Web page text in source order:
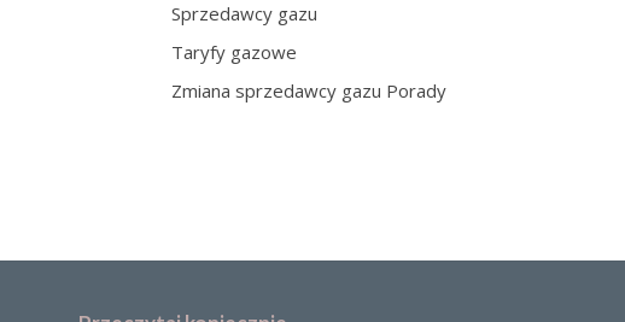
Sprzedawcy gazu
Taryfy gazowe
Zmiana sprzedawcy gazu Porady